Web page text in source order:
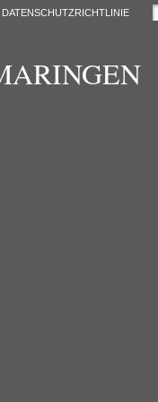
DATENSCHUTZRICHTLINIE